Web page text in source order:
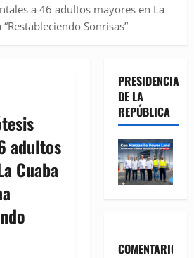
a 46 adultos mayores en La
Sonrisas”
adultos
Cuaba
PRESIDENCIA
DE LA
REPÚBLICA
COMENTARIOS